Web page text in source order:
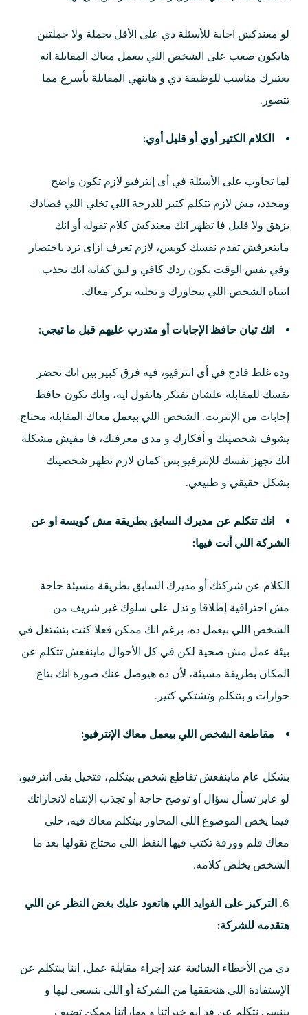
لو معندكش اجابة للأسئلة دي على الأقل بجملة ولا جملتين
هايكون صعب على الشخص اللي بيعمل معاك المقابلة انه
يعتبرك مناسب للوظيفة دي و هاينهي المقابلة بأسرع مما
تتصور.
الكلام الكتير أوي أو قليل أوي:
لما تجاوب على الأسئلة في أى إنترفيو لازم تكون واضح
ومحدد، مش لازم تتكلم كتير للدرجة اللي تخلي اللي قصادك
يزهق ولا قليل فا تظهر انك معندكش كلام تقوله أو انك
مابتعرفش تقدم نفسك كويس، لازم تعرف ازاى ترد باختصار
وفي نفس الوقت يكون ردك كافي و لبق كفاية انك تجذب
انتباه الشخص اللي بيحاورك و تخليه يركز معاك.
انك تبان حافظ الإجابات أو متدرب عليهم قبل ما تيجي:
وده غلط فادح في أى انترفيو، فيه فرق كبير بين انك تحضر
نفسك للمقابلة علشان تفتكر هاتقول ايه، وانك تكون حافظ
إجابات من الإنترنت. الشخص اللي بيعمل معاك المقابلة محتاج
يشوف شخصيتك و أفكارك و مدى معرفتك، فا مفيش مشكلة
انك تجهز نفسك للإنترفيو بس كمان لازم تظهر شخصيتك
بشكل حقيقي و طبيعي.
انك تتكلم عن مديرك السابق بطريقة مش كويسة او عن
الشركة اللي أنت فيها:
الكلام عن شركتك أو مديرك السابق بطريقة مسيئة حاجة
مش احترافية إطلاقا و تدل على سلوك غير شريف من
الشخص اللي بيعمل ده، برغم انك ممكن فعلا كنت بتشتغل في
بيئة عمل مش صحية لكن في كل الأحوال ماينفعش تتكلم عن
المكان بطريقة مسيئة، لأن ده هيوصل عنك صورة انك بتاع
حوارات و بتتكلم وتشتكي كتير.
مقاطعة الشخص اللي بيعمل معاك الإنترفيو:
بشكل عام ماينفعش تقاطع شخص بيتكلم، فتخيل بقى انترفيو،
لو عايز تسأل سؤال أو توضح حاجة أو تجذب الإنتباه لانجازاتك
فيما يخص الموضوع اللي المحاور بيتكلم معاك فيه، خلي
معاك قلم وورقة تكتب فيها النقط اللي محتاج تقولها بعد ما
الشخص يخلص كلامه.
التركيز على الفوايد اللي هاتعود عليك بغض النظر عن اللي
هتقدمه للشركة:
دي من الأخطاء الشائعة عند إجراء مقابلة عمل، اننا بنتكلم عن
الإستفادة اللي هنحققها من الشركة أو اللي بنسعى ليها و
بننسى نتكلم عن قد ايه خبراتنا و مهاراتنا ممكن تضيف